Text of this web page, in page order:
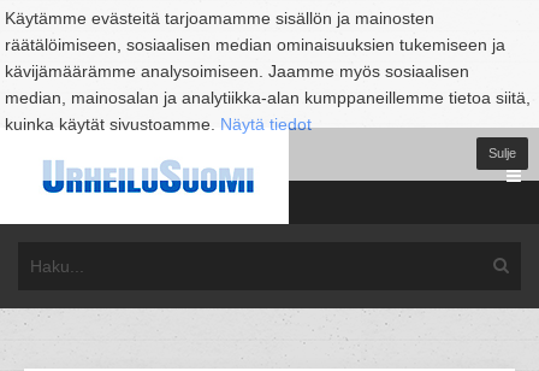
Käytämme evästeitä tarjoamamme sisällön ja mainosten
räätälöimiseen, sosiaalisen median ominaisuuksien tukemiseen ja
kävijämäärämme analysoimiseen. Jaamme myös sosiaalisen
median, mainosalan ja analytiikka-alan kumppaneillemme tietoa siitä,
kuinka käytät sivustoamme. Näytä tiedot
Sulje